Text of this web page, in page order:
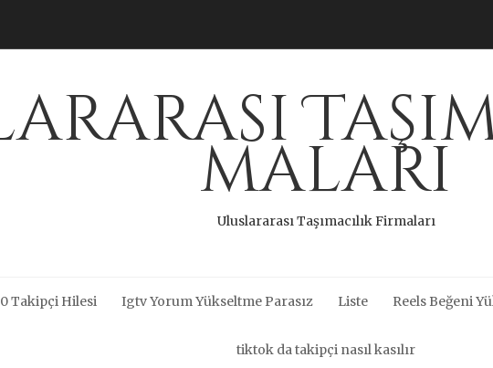
maları
Uluslararası Taşımacılık Firmaları
Takipçi Hilesi Igtv Yorum Yükseltme Parasız Liste Reels Beğeni
tiktok da takipçi nasıl kasılır